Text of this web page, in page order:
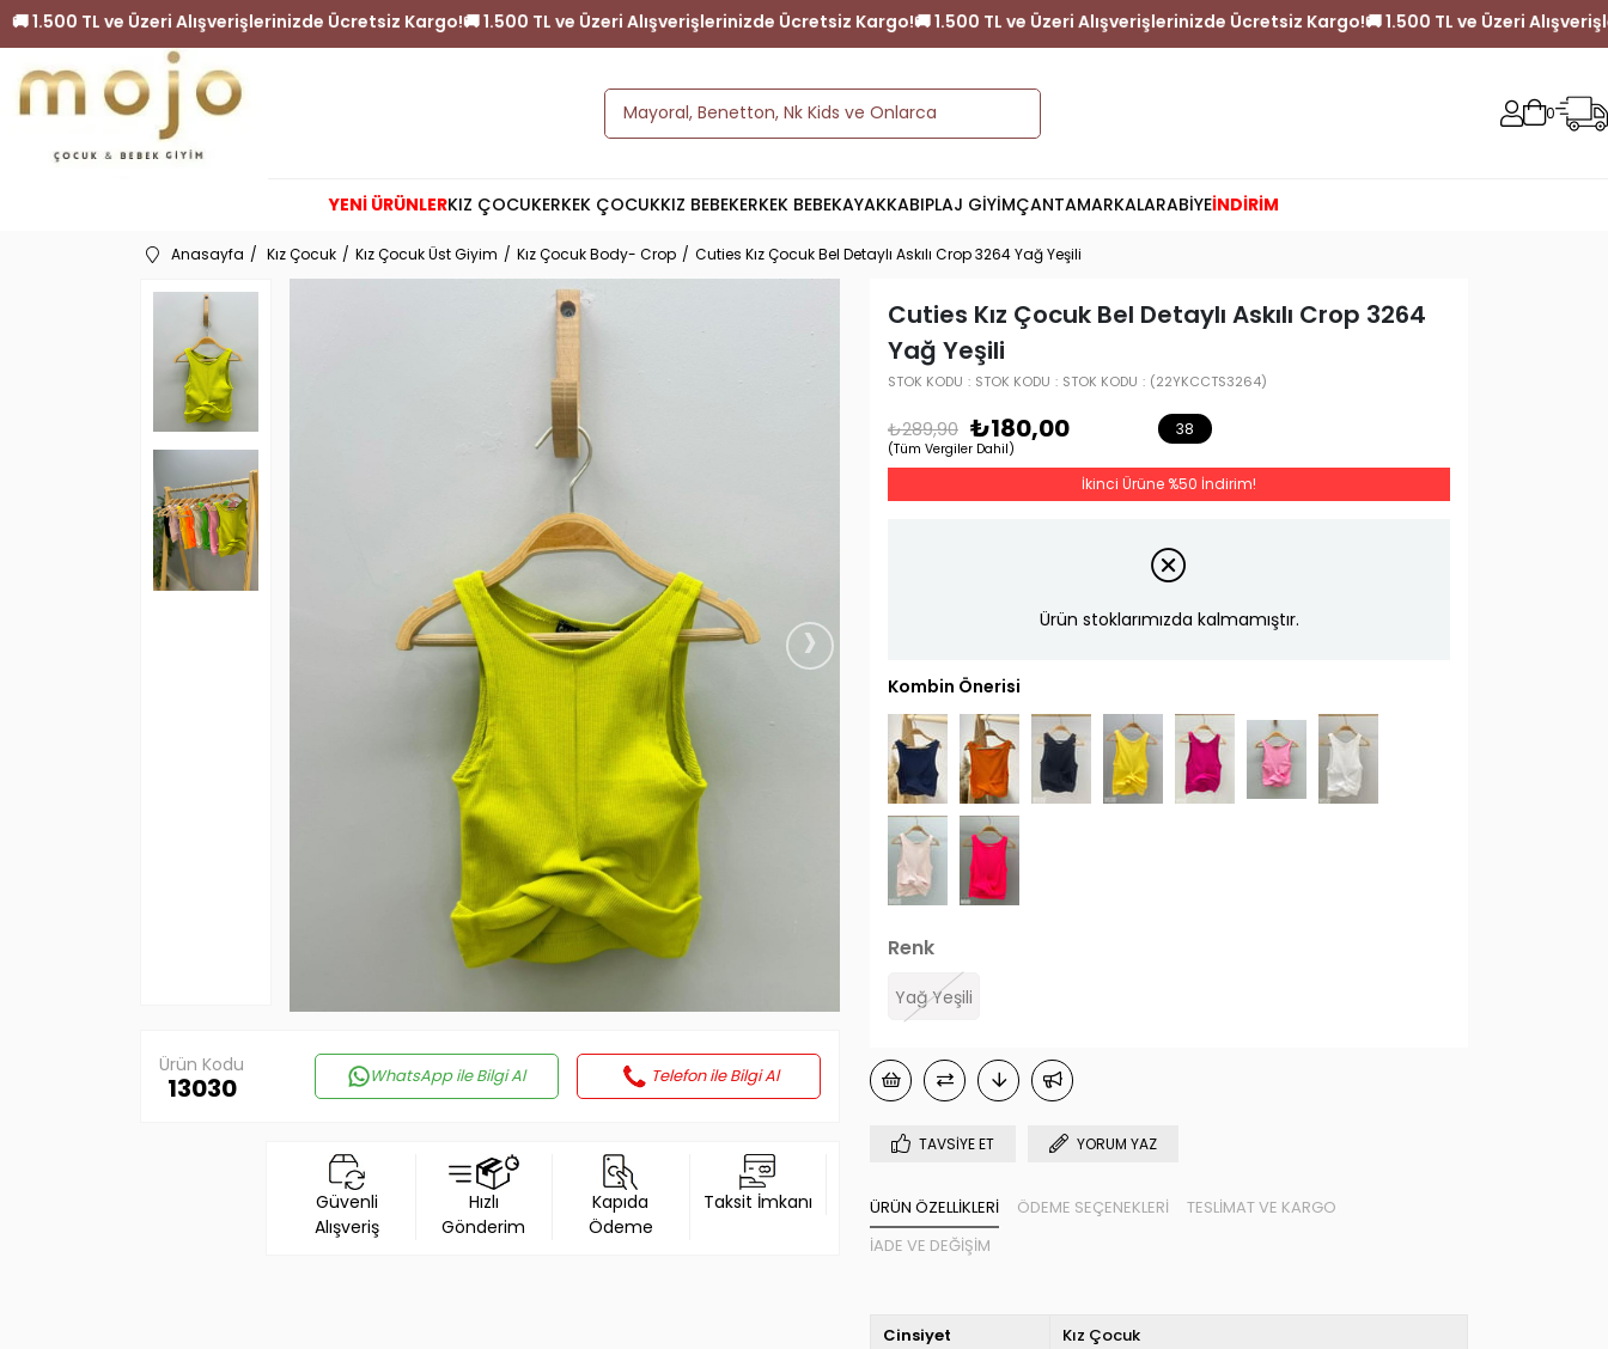
Kargo! 🚚 1.500 TL ve Üzeri Alışverişlerinizde Ücretsiz Kargo! 🚚 1.500 TL ve Üzeri Alışverişlerinizde Ücretsiz Kargo! 🚚 1.500 TL ve Üzeri Alışverişlerinizde Ücretsiz Kargo! 🚚 1.500 TL
0
YENİ ÜRÜNLERKIZ ÇOCUKERKEK ÇOCUKKIZ BEBEKERKEK BEBEKAYAKKABIPLAJ GİYİMÇANTAMARKALARABİYEİNDİRİM
Anasayfa Kız Çocuk Kız Çocuk Üst Giyim Kız Çocuk Body- Crop Cuties Kız Çocuk Bel Detaylı Askılı Crop 3264 Yağ Yeşili
›
Ürün Kodu
13030 WhatsApp ile Bilgi Al Telefon ile Bilgi Al
Güvenli
Alışveriş
Hızlı
Gönderim
Kapıda
Ödeme
Taksit İmkanı
Cuties Kız Çocuk Bel Detaylı Askılı Crop 3264
Yağ Yeşili
(22YKCCTS3264)
STOK KODU STOK KODU STOK KODU
₺289,90 ₺180,00
(Tüm Vergiler Dahil)
38
İkinci Ürüne %50 İndirim!
Ürün stoklarımızda kalmamıştır.
Kombin Önerisi
Renk
Yağ Yeşili
TAVSIYE ET YORUM YAZ
ÜRÜN ÖZELLIKLERI ÖDEME SEÇENEKLERI
TESLIMAT VE KARGO
İADE VE DEĞIŞIM
Cinsiyet Kız Çocuk